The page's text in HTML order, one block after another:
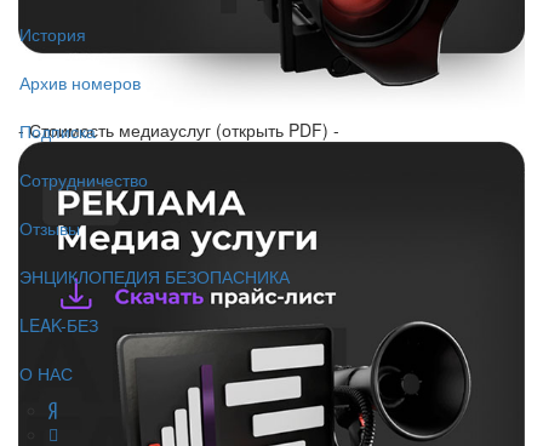
История
Архив номеров
Подписка
Сотрудничество
Отзывы
ЭНЦИКЛОПЕДИЯ БЕЗОПАСНИКА
LEAK-БЕЗ
О НАС
- Стоимость медиауслуг (открыть PDF) -